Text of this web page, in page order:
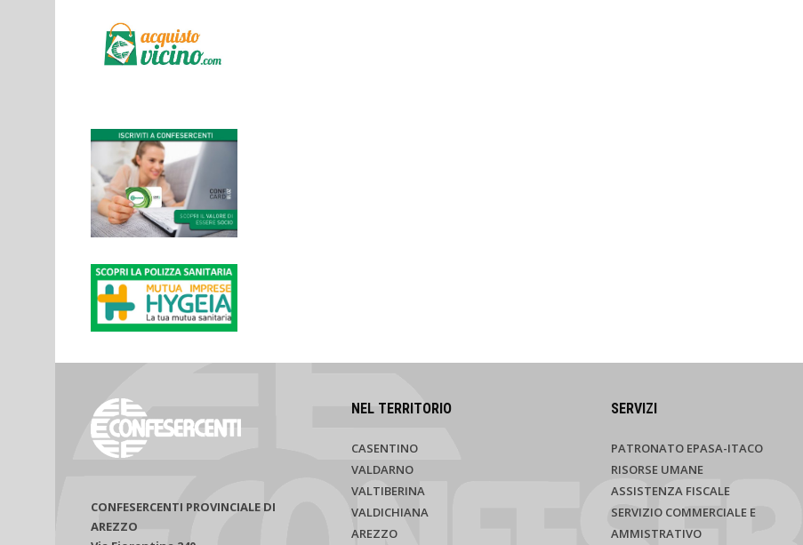
CONFESERCENTI PROVINCIALE DI
AREZZO
NEL TERRITORIO
CASENTINO
VALDARNO
VALTIBERINA
VALDICHIANA
AREZZO
SERVIZI
PATRONATO EPASA-ITACO
RISORSE UMANE
ASSISTENZA FISCALE
SERVIZIO COMMERCIALE E
AMMISTRATIVO